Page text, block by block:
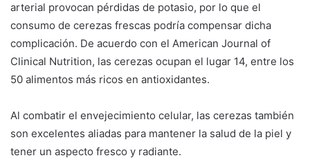
arterial provocan pérdidas de potasio, por lo que el
consumo de cerezas frescas podría compensar dicha
complicación. De acuerdo con el American Journal of
Clinical Nutrition, las cerezas ocupan el lugar 14, entre los
50 alimentos más ricos en antioxidantes.
Al combatir el envejecimiento celular, las cerezas también
son excelentes aliadas para mantener la salud de la piel y
tener un aspecto fresco y radiante.